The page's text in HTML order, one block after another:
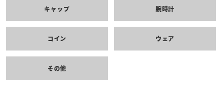
キャップ 腕時計
コイン ウェア
その他